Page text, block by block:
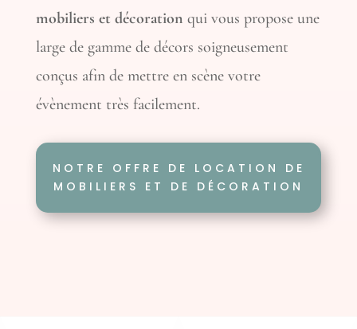
mobiliers et décoration qui vous propose une
large de gamme de décors soigneusement
conçus afin de mettre en scène votre
évènement très facilement.
NOTRE OFFRE DE LOCATION DE
MOBILIERS ET DE DÉCORATION